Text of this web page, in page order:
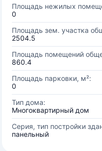
Площадь нежилых
0
Площадь зем. участка
2504.5
Площадь помещений
860.4
Площадь парковки, м²:
0
Тип дома:
Многоквартирный дом
Серия, тип постройки
панельный